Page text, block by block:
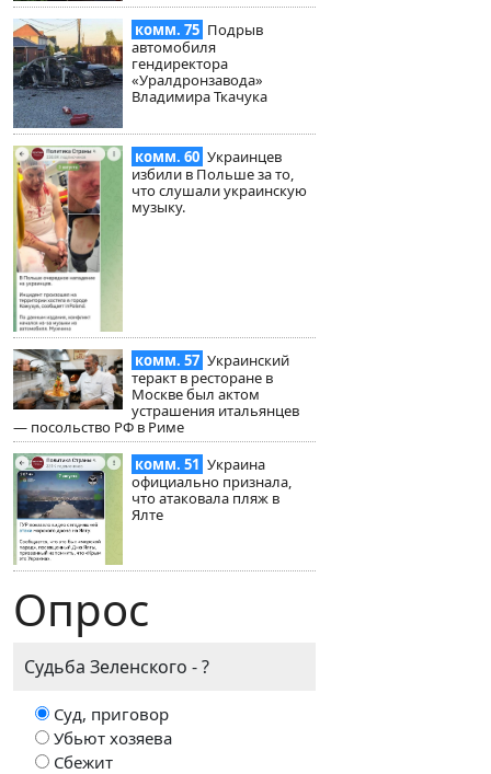
комм. 75 Подрыв
автомобиля
гендиректора
«Уралдронзавода»
Владимира Ткачука
комм. 60 Украинцев
избили в Польше за то,
что слушали украинскую
музыку.
комм. 57 Украинский
теракт в ресторане в
Москве был актом
устрашения итальянцев
— посольство РФ в Риме
комм. 51 Украина
официально признала,
что атаковала пляж в
Ялте
Опрос
Судьба Зеленского - ?
Суд, приговор
Убьют хозяева
Сбежит